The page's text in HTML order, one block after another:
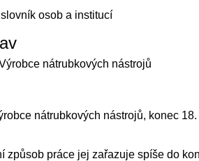
nátrubkových nástrojů
nátrubkových nástrojů, konec
způsob práce jej zařazuje spíše do